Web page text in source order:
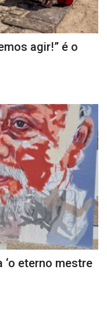
agir!” é o
‘o eterno mestre